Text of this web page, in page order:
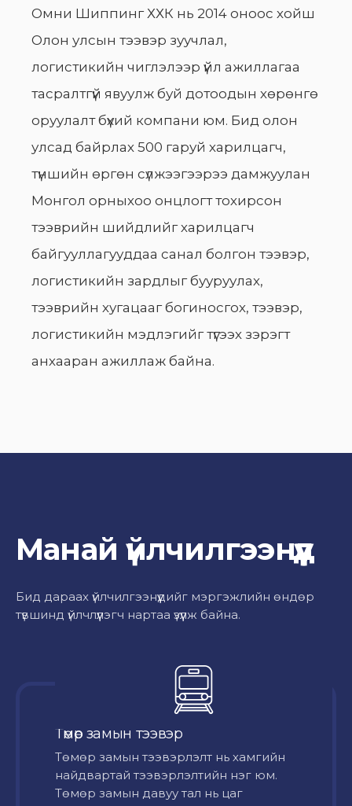
Омни Шиппинг ХХК нь 2014 оноос хойш
Олон улсын тээвэр зуучлал,
логистикийн чиглэлээр үйл ажиллагаа
тасралтгүй явуулж буй дотоодын хөрөнгө
оруулалт бүхий компани юм. Бид олон
улсад байрлах 500 гаруй харилцагч,
түншийн өргөн сүлжээгээрээ дамжуулан
Монгол орныхоо онцлогт тохирсон
тээврийн шийдлийг харилцагч
байгууллагууддаа санал болгон тээвэр,
логистикийн зардлыг бууруулах,
тээврийн хугацааг богиносгох, тээвэр,
логистикийн мэдлэгийг түгээх зэрэгт
анхааран ажиллаж байна.
Манай үйлчилгээнүүд
Бид дараах үйлчилгээнүүдийг мэргэжлийн өндөр
түвшинд үйлчлүүлэгч нартаа үзүүлж байна.
Төмөр замын тээвэр
Төмөр замын тээвэрлэлт нь хамгийн
найдвартай тээвэрлэлтийн нэг юм.
Төмөр замын давуу тал нь цаг